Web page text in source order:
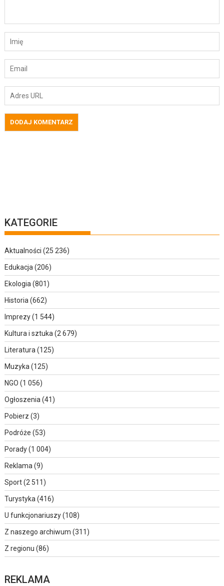
KATEGORIE
Aktualności (25 236)
Edukacja (206)
Ekologia (801)
Historia (662)
Imprezy(1 544)
Kultura i sztuka (2 679)
Literatura (125)
Muzyka (125)
NGO (1 056)
Ogłoszenia (41)
Pobierz (3)
Podróże (53)
Porady(1 004)
Reklama (9)
Sport(2 511)
Turystyka (416)
U funkcjonariuszy(108)
Z naszego archiwum (311)
Z regionu (86)
REKLAMA